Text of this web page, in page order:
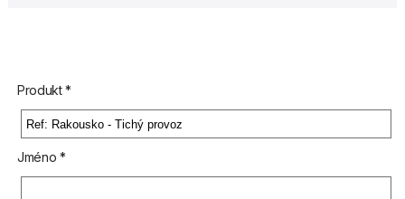
Produkt *
Jméno *